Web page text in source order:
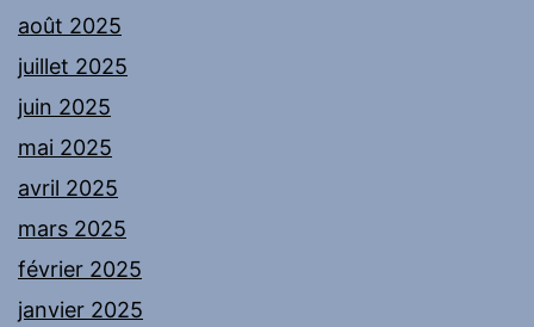
août 2025
juillet 2025
juin 2025
mai 2025
avril 2025
mars 2025
février 2025
janvier 2025